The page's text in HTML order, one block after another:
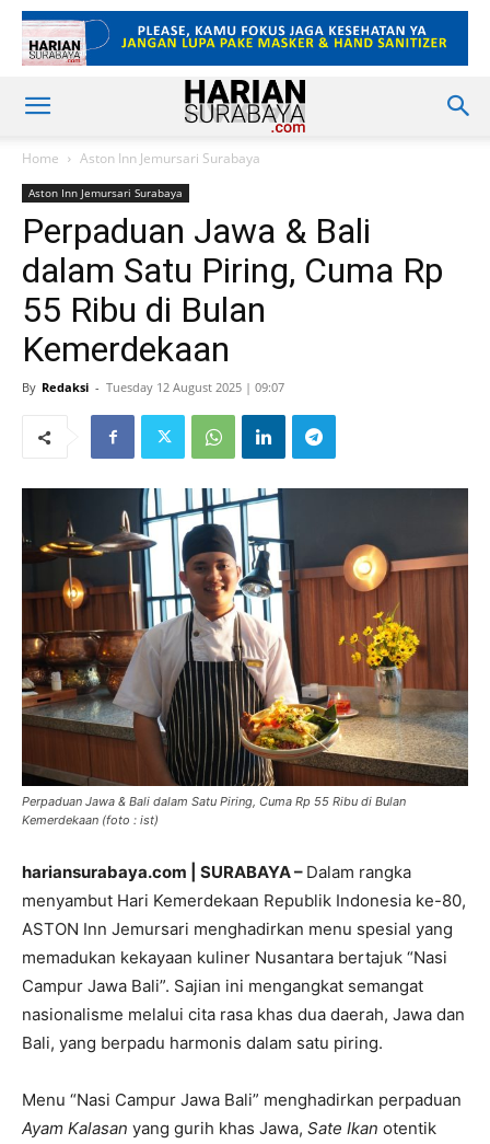
Home Aston Inn Jemursari Surabaya
Aston Inn Jemursari Surabaya
Perpaduan Jawa & Bali
dalam Satu Piring, Cuma Rp
55 Ribu di Bulan
Kemerdekaan
By Redaksi - Tuesday 12 August 2025 | 09:07
Perpaduan Jawa & Bali dalam Satu Piring, Cuma Rp 55 Ribu di Bulan
Kemerdekaan (foto : ist)
hariansurabaya.com | SURABAYA – Dalam rangka
menyambut Hari Kemerdekaan Republik Indonesia ke-80,
ASTON Inn Jemursari menghadirkan menu spesial yang
memadukan kekayaan kuliner Nusantara bertajuk “Nasi
Campur Jawa Bali”. Sajian ini mengangkat semangat
nasionalisme melalui cita rasa khas dua daerah, Jawa dan
Bali, yang berpadu harmonis dalam satu piring.
Menu “Nasi Campur Jawa Bali” menghadirkan perpaduan
Ayam Kalasan yang gurih khas Jawa, Sate Ikan otentik